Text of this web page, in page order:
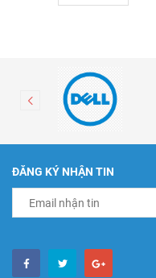
ĐĂNG KÝ NHẬN TIN